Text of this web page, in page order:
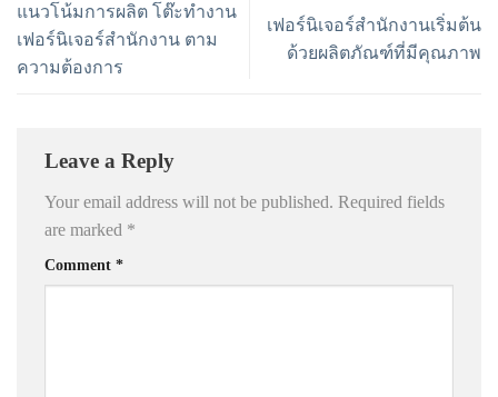
แนวโน้มการผลิต โต๊ะทำงาน
เฟอร์นิเจอร์สำนักงาน ตาม
ความต้องการ
เฟอร์นิเจอร์สำนักงานเริ่มต้น
ด้วยผลิตภัณฑ์ที่มีคุณภาพ
Leave a Reply
Your email address will not be published. Required fields
are marked *
Comment *